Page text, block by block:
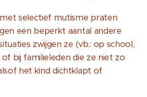
selectief mutisme praten
een beperkt aantal andere
zwijgen ze (vb.: op school,
bij familieleden die ze niet zo
het kind dichtklapt of